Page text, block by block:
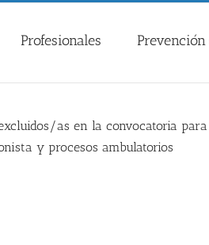
Profesionales
as en la convocatoria
y procesos ambulatorios